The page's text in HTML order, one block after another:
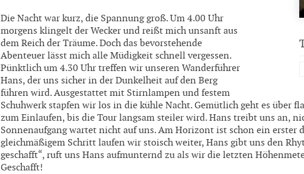
Die Nacht war kurz, die Spannung groß. Um 4.00 Uhr
morgens klingelt der Wecker und reißt mich unsanft aus
dem Reich der Träume. Doch das bevorstehende
Abenteuer lässt mich alle Müdigkeit schnell vergessen.
Pünktlich um 4.30 Uhr treffen wir unseren Wanderführer
Hans, der uns sicher in der Dunkelheit auf den Berg
führen wird. Ausgestattet mit Stirnlampen und festem
Schuhwerk stapfen wir los in die kühle Nacht. Gemütlich geht es über
zum Einlaufen, bis die Tour langsam steiler wird. Hans treibt uns an,
Sonnenaufgang wartet nicht auf uns. Am Horizont ist schon ein erster
gleichmäßigem Schritt laufen wir stoisch weiter, Hans gibt uns den
geschafft“, ruft uns Hans aufmunternd zu als wir die letzten
Geschafft!